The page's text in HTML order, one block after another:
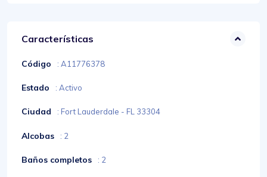
Características
Código : A11776378
Estado : Activo
Ciudad : Fort Lauderdale - FL 33304
Alcobas : 2
Baños completos : 2